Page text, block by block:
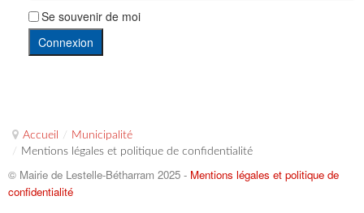
Se souvenir de moi
Connexion
Accueil / Municipalité
/ Mentions légales et politique de confidentialité
© Mairie de Lestelle-Bétharram 2025 - Mentions légales et politique de
confidentialité